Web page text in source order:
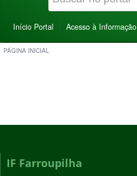
Início Portal Acesso à Informação
PÁGINA INICIAL
IF Farroupilha